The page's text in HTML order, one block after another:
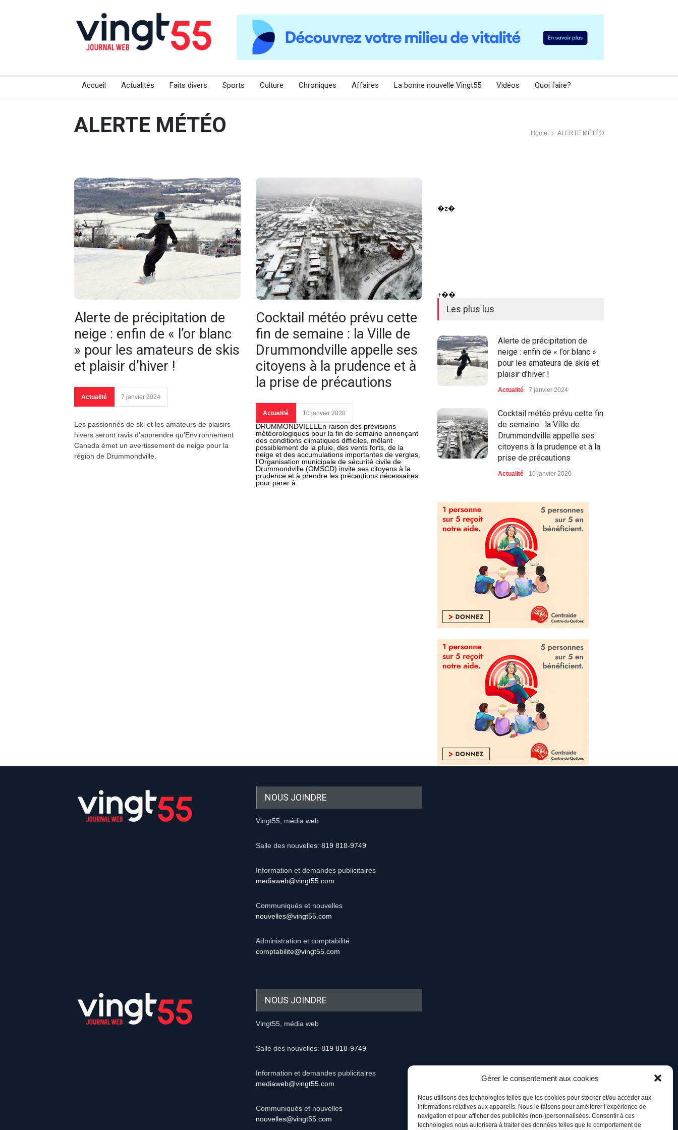
Gérer le consentement aux cookies
Nous utilisons des technologies telles que les cookies pour stocker et/ou accéder aux
informations relatives aux appareils. Nous le faisons pour améliorer l’expérience de
navigation et pour afficher des publicités (non-)personnalisées. Consentir à ces
technologies nous autorisera à traiter des données telles que le comportement de
Accueil Actualités Faits divers Sports Culture Chroniques Affaires La bonne nouvelle Vingt55 Vidéos Quoi faire?
ALERTE MÉTÉO Home ALERTE MÉTÉO
Alerte de précipitation de
neige : enfin de « l’or blanc
» pour les amateurs de skis
et plaisir d’hiver !
Actualité 7 janvier 2024
Les passionnés de ski et les amateurs de plaisirs
hivers seront ravis d’apprendre qu’Environnement
Canada émet un avertissement de neige pour la
région de Drummondville.
Cocktail météo prévu cette
fin de semaine : la Ville de
Drummondville appelle ses
citoyens à la prudence et à
la prise de précautions
Actualité 10 janvier 2020
DRUMMONDVILLEEn raison des prévisions
météorologiques pour la fin de semaine annonçant
des conditions climatiques difficiles, mêlant
possiblement de la pluie, des vents forts, de la
neige et des accumulations importantes de verglas,
l’Organisation municipale de sécurité civile de
Drummondville (OMSCD) invite ses citoyens à la
prudence et à prendre les précautions nécessaires
pour parer à
�z�
+��
Les plus lus
Alerte de précipitation de
neige : enfin de « l’or blanc »
pour les amateurs de skis et
plaisir d’hiver !
Actualité 7 janvier 2024
Cocktail météo prévu cette fin
de semaine : la Ville de
Drummondville appelle ses
citoyens à la prudence et à la
prise de précautions
Actualité 10 janvier 2020
NOUS JOINDRE
Vingt55, média web
Salle des nouvelles: 819 818-9749
Information et demandes publicitaires
mediaweb@vingt55.com
Communiqués et nouvelles
nouvelles@vingt55.com
Administration et comptabilité
comptabilite@vingt55.com
NOUS JOINDRE
Vingt55, média web
Salle des nouvelles: 819 818-9749
Information et demandes publicitaires
mediaweb@vingt55.com
Communiqués et nouvelles
nouvelles@vingt55.com